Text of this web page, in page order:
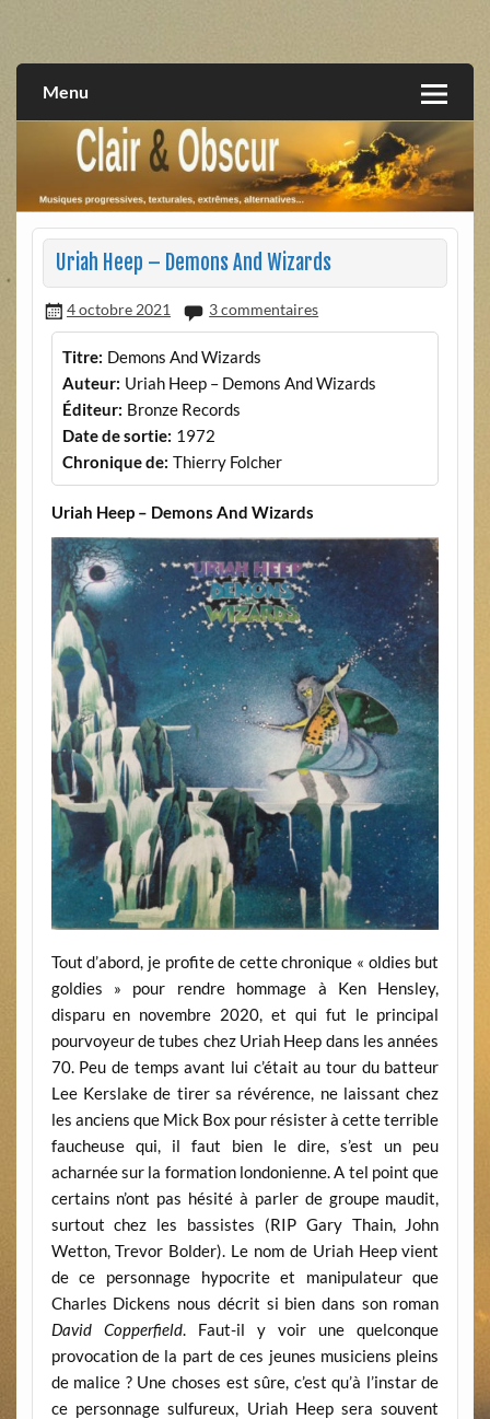
extrêmes, alternatives, texturales
Menu
Uriah Heep – Demons And Wizards
4 octobre 2021 3 commentaires
Titre: Demons And Wizards
Auteur: Uriah Heep – Demons And Wizards
Éditeur: Bronze Records
Date de sortie: 1972
Chronique de: Thierry Folcher
Uriah Heep – Demons And Wizards
Tout d’abord, je profite de cette chronique « oldies but
goldies » pour rendre hommage à Ken Hensley,
disparu en novembre 2020, et qui fut le principal
pourvoyeur de tubes chez Uriah Heep dans les années
70. Peu de temps avant lui c’était au tour du batteur
Lee Kerslake de tirer sa révérence, ne laissant chez
les anciens que Mick Box pour résister à cette terrible
faucheuse qui, il faut bien le dire, s’est un peu
acharnée sur la formation londonienne. A tel point que
certains n’ont pas hésité à parler de groupe maudit,
surtout chez les bassistes (RIP Gary Thain, John
Wetton, Trevor Bolder). Le nom de Uriah Heep vient
de ce personnage hypocrite et manipulateur que
Charles Dickens nous décrit si bien dans son roman
David Copperfield. Faut-il y voir une quelconque
provocation de la part de ces jeunes musiciens pleins
de malice ? Une choses est sûre, c’est qu’à l’instar de
ce personnage sulfureux, Uriah Heep sera souvent